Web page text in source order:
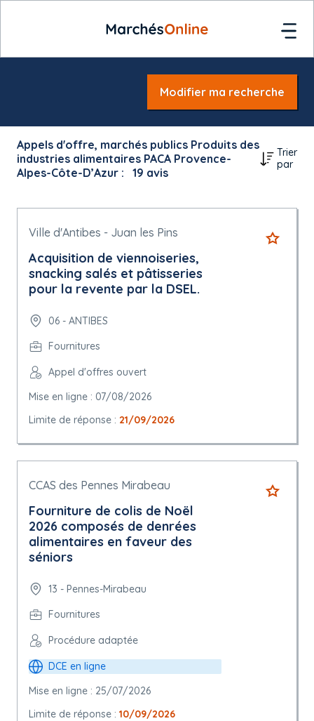
Modifier ma recherche
Appels d'offre, marchés publics Produits des
industries alimentaires PACA Provence-
Alpes-Côte-D’Azur :
19 avis
Trier
par
Ville d'Antibes - Juan les Pins
Acquisition de viennoiseries,
snacking salés et pâtisseries
pour la revente par la DSEL.
06 - ANTIBES
Fournitures
Appel d'offres ouvert
Mise en ligne : 07/08/2026
Limite de réponse : 21/09/2026
CCAS des Pennes Mirabeau
Fourniture de colis de Noël
2026 composés de denrées
alimentaires en faveur des
séniors
13 - Pennes-Mirabeau
Fournitures
Procédure adaptée
DCE en ligne
Mise en ligne : 25/07/2026
Limite de réponse : 10/09/2026